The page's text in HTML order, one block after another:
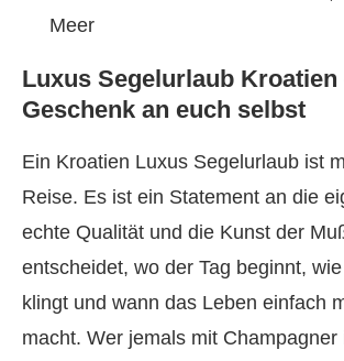
Meer
Luxus Segelurlaub Kroatien
Geschenk an euch selbst
Ein Kroatien Luxus Segelurlaub ist
Reise. Es ist ein Statement an die
echte Qualität und die Kunst der
entscheidet, wo der Tag beginnt,
klingt und wann das Leben einfach
macht. Wer jemals mit Champagner